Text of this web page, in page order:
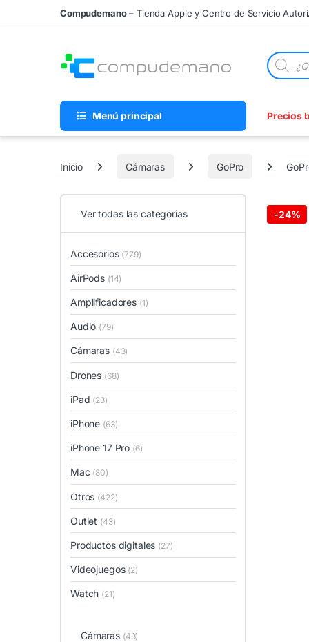
Skip to navigation
Skip to contentCompudemano– Tienda Apple y Centro de Servicio
Menú principal Precios
Inicio Cámaras GoPro
-24%
Ver todas las categorias
Accesorios (779)
AirPods (14)
Amplificadores (1)
Audio (79)
Cámaras (43)
Drones (68)
iPad (23)
iPhone (63)
iPhone 17 Pro (6)
Mac (80)
Otros (422)
Outlet (43)
Productos digitales (27)
Videojuegos (2)
Watch (21)
Cámaras (43)